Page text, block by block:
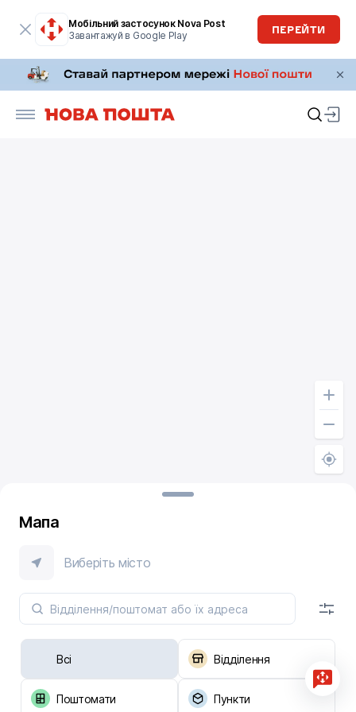
Мобільний застосунок Nova Post
Завантажуй в Google Play
ПЕРЕЙТИ
Мапа
Виберіть місто
Всі Відділення
Поштомати Пункти